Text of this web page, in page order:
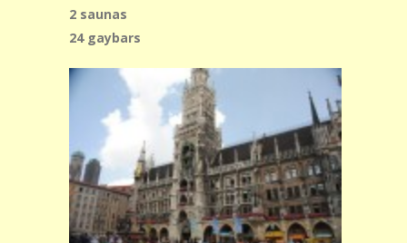
2 saunas
24 gaybars